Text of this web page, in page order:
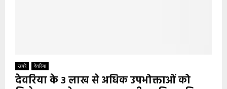
खबरें देवरिया
देवरिया के 3 लाख से अधिक उपभोक्ताओं को